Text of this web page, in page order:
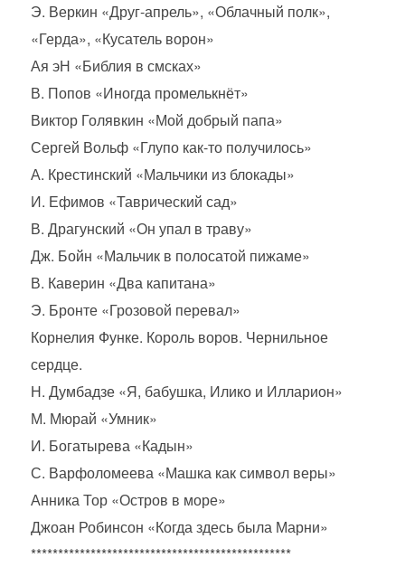
Э. Веркин «Друг-апрель», «Облачный полк»,
«Герда», «Кусатель ворон»
Ая эН «Библия в смсках»
В. Попов «Иногда промелькнёт»
Виктор Голявкин «Мой добрый папа»
Сергей Вольф «Глупо как-то получилось»
А. Крестинский «Мальчики из блокады»
И. Ефимов «Таврический сад»
В. Драгунский «Он упал в траву»
Дж. Бойн «Мальчик в полосатой пижаме»
В. Каверин «Два капитана»
Э. Бронте «Грозовой перевал»
Корнелия Функе. Король воров. Чернильное
сердце.
Н. Думбадзе «Я, бабушка, Илико и Илларион»
М. Мюрай «Умник»
И. Богатырева «Кадын»
С. Варфоломеева «Машка как символ веры»
Анника Тор «Остров в море»
Джоан Робинсон «Когда здесь была Марни»
************************************************